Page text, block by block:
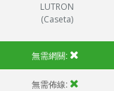
LUTRON
(Caseta)
無需網關:
無需佈線: